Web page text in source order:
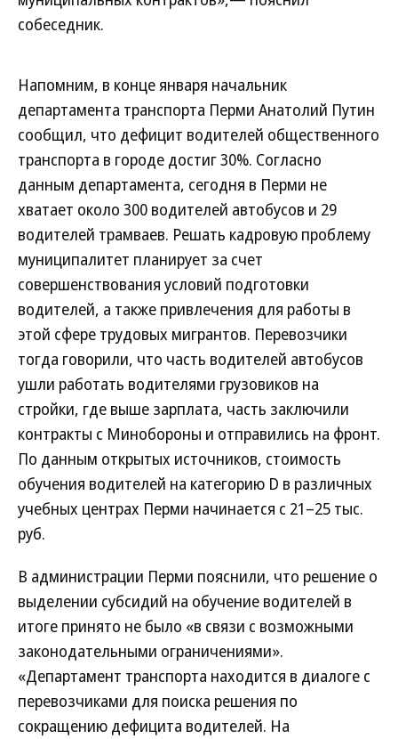
собеседник.
Напомним, в конце января начальник
департамента транспорта Перми Анатолий Путин
сообщил, что дефицит водителей общественного
транспорта в городе достиг 30%. Согласно
данным департамента, сегодня в Перми не
хватает около 300 водителей автобусов и 29
водителей трамваев. Решать кадровую проблему
муниципалитет планирует за счет
совершенствования условий подготовки
водителей, а также привлечения для работы в
этой сфере трудовых мигрантов. Перевозчики
тогда говорили, что часть водителей автобусов
ушли работать водителями грузовиков на
стройки, где выше зарплата, часть заключили
контракты с Минобороны и отправились на фронт.
По данным открытых источников, стоимость
обучения водителей на категорию D в различных
учебных центрах Перми начинается с 21–25 тыс.
руб.
В администрации Перми пояснили, что решение о
выделении субсидий на обучение водителей в
итоге принято не было «в связи с возможными
законодательными ограничениями».
«Департамент транспорта находится в диалоге с
перевозчиками для поиска решения по
сокращению дефицита водителей. На